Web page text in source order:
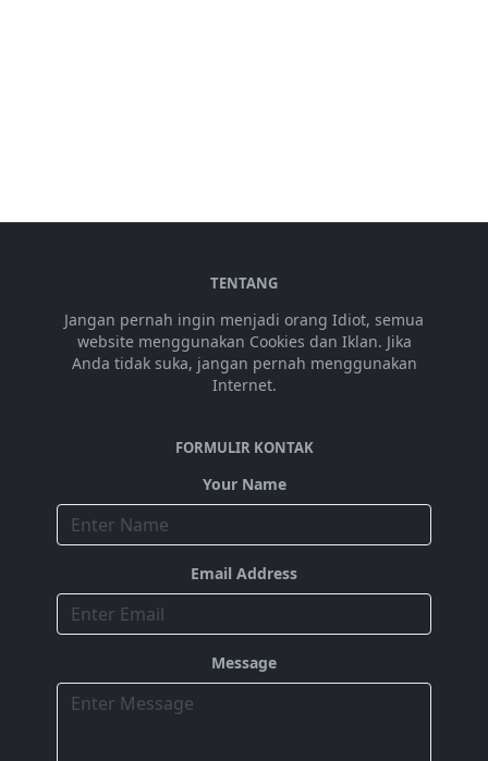
TENTANG
Jangan pernah ingin menjadi orang Idiot, semua
website menggunakan Cookies dan Iklan. Jika
Anda tidak suka, jangan pernah menggunakan
Internet.
FORMULIR KONTAK
Your Name
Email Address
Message